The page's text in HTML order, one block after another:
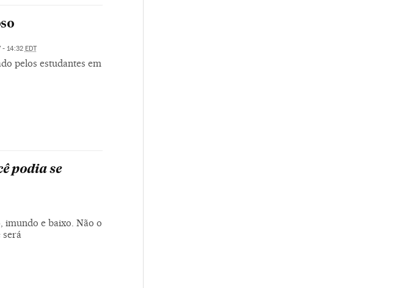
- 14:32 EDT
pelos estudantes em
podia se
imundo e baixo. Não o